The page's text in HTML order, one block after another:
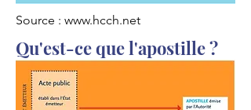
Source : www.hcch.net
Qu'est-ce que l'apostille ?
L’apostille est une forme simplifiée de
légalisation. Elle atteste des mêmes